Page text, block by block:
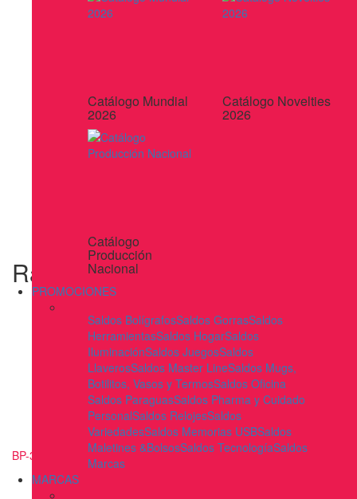
Catálogo Mundial
2026
Catálogo Novelties
2026
Catálogo
Producción
Nacional
PROMOCIONES
Saldos BolígrafosSaldos GorrasSaldos
HerramientasSaldos HogarSaldos
IluminaciónSaldos JuegosSaldos
LlaverosSaldos Master LineSaldos Mugs,
Botilitos, Vasos y TermosSaldos Oficina
Saldos ParaguasSaldos Pharma y Cuidado
PersonalSaldos RelojesSaldos
VariedadesSaldos Memorias USBSaldos
Maletines &BolsosSaldos TecnologíaSaldos
Marcas
MARCAS
Rastreador Airtag Boomcard
BP-30